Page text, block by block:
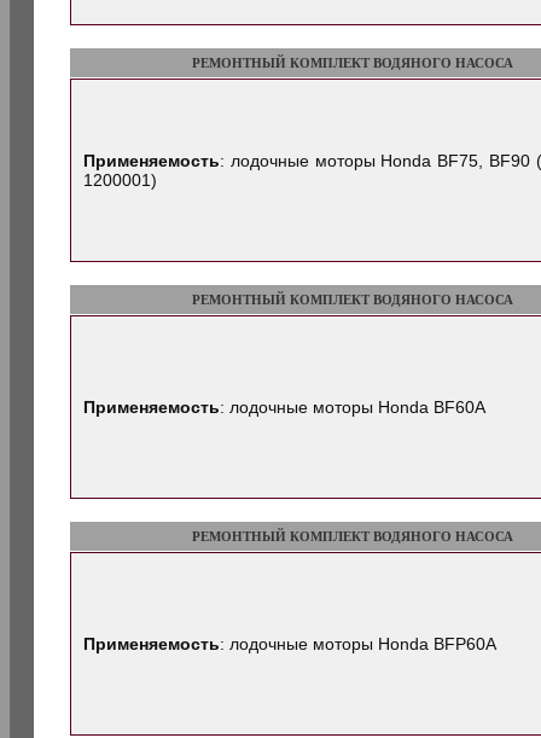
РЕМОНТНЫЙ КОМПЛЕКТ ВОДЯНОГО НАСОСА
Применяемость: лодочные моторы Honda BF75, BF90
1200001)
РЕМОНТНЫЙ КОМПЛЕКТ ВОДЯНОГО НАСОСА
Применяемость: лодочные моторы Honda BF60A
РЕМОНТНЫЙ КОМПЛЕКТ ВОДЯНОГО НАСОСА
Применяемость: лодочные моторы Honda BFP60A